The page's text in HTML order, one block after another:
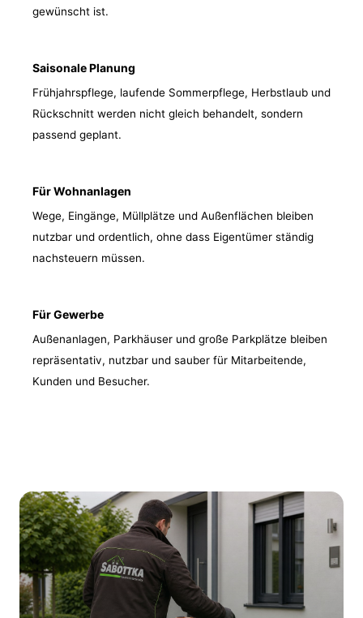
gewünscht ist.
Saisonale Planung
Frühjahrspflege, laufende Sommerpflege, Herbstlaub und
Rückschnitt werden nicht gleich behandelt, sondern
passend geplant.
Für Wohnanlagen
Wege, Eingänge, Müllplätze und Außenflächen bleiben
nutzbar und ordentlich, ohne dass Eigentümer ständig
nachsteuern müssen.
Für Gewerbe
Außenanlagen, Parkhäuser und große Parkplätze bleiben
repräsentativ, nutzbar und sauber für Mitarbeitende,
Kunden und Besucher.